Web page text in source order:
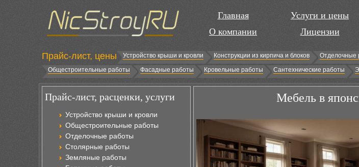
Главная
О компании
Услуги и цены
Лицензии
Прайс-лист, цены Устройство крыши и кровли Конструкции из кирпича и блоков Отделочные
Общестроительные работы
Фасадные работы Кровельные работы Сантехнические работы
Прайс-лист, расценки, услуги
Устройство крыши и кровли
Общестроительные работы
Отделочные работы
Столярные работы
Земляные работы
Мебель в